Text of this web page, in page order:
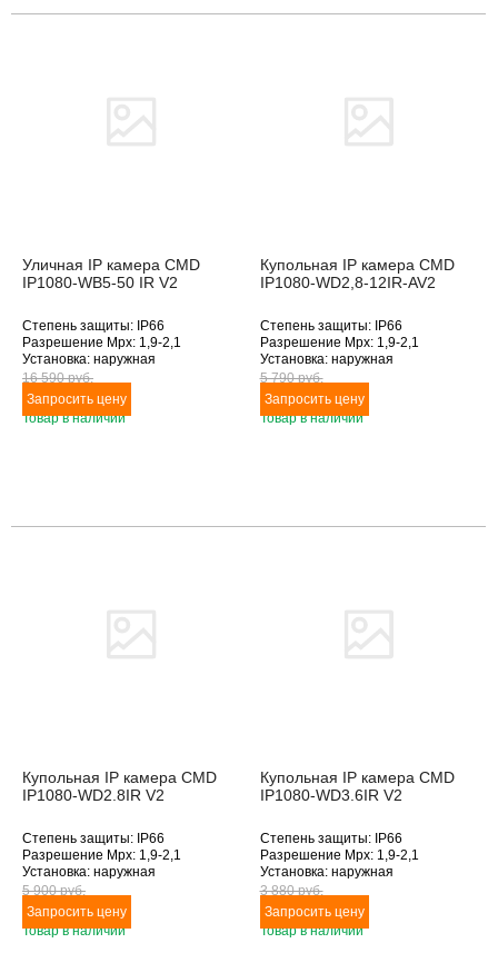
Уличная IP камера CMD
IP1080-WB5-50 IR V2
Степень защиты: IP66
Разрешение Mpx: 1,9-2,1
Установка: наружная
Подключение: Ethernet
Дополнительное оснащение:
инфракрасная подсветка
Объектив (фокусное расстояние,
16 590 pуб.
Товар в наличии
Купольная IP камера CMD
IP1080-WD2,8-12IR-AV2
Степень защиты: IP66
Разрешение Mpx: 1,9-2,1
Установка: наружная
Подключение: Ethernet
Дополнительное оснащение:
антивандальное исполнение,
инфракрасная подсветка,
5 790 pуб.
Товар в наличии
Купольная IP камера CMD
IP1080-WD2.8IR V2
Степень защиты: IP66
Разрешение Mpx: 1,9-2,1
Установка: наружная
Подключение: Ethernet
Дополнительное оснащение:
антивандальное исполнение,
инфракрасная подсветка
5 900 pуб.
Товар в наличии
Купольная IP камера CMD
IP1080-WD3.6IR V2
Степень защиты: IP66
Разрешение Mpx: 1,9-2,1
Установка: наружная
Подключение: Ethernet
Дополнительное оснащение:
антивандальное исполнение,
инфракрасная подсветка
3 880 pуб.
Товар в наличии